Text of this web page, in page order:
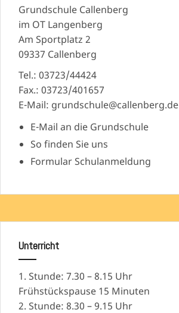
Grundschule Callenberg
im OT Langenberg
Am Sportplatz 2
09337 Callenberg
Tel.: 03723/44424
Fax.: 03723/401657
E-Mail: grundschule@callenberg.de
E-Mail an die Grundschule
So finden Sie uns
Formular Schulanmeldung
Unterricht
1. Stunde: 7.30 – 8.15 Uhr
Frühstückspause 15 Minuten
2. Stunde: 8.30 – 9.15 Uhr